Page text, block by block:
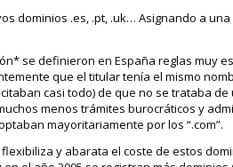
dominios .es, .pt, .uk… Asignando a
se definieron en España reglas muy
que el titular tenía el mismo
casi todo) de que no se trataba de
menos trámites burocráticos y
mayoritariamente por los “.com”.
y abarata el coste de estos